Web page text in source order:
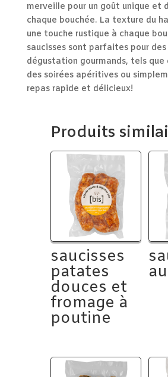
merveille pourun goût unique et
chaque bouchée. La texture du
une touche rustique à chaque
saucisses sont parfaites pour
dégustation gourmands, tels que
des soirées apéritives ou
repas rapide et délicieux!
Produits
saucisses
patates
douces et
fromage à
poutine